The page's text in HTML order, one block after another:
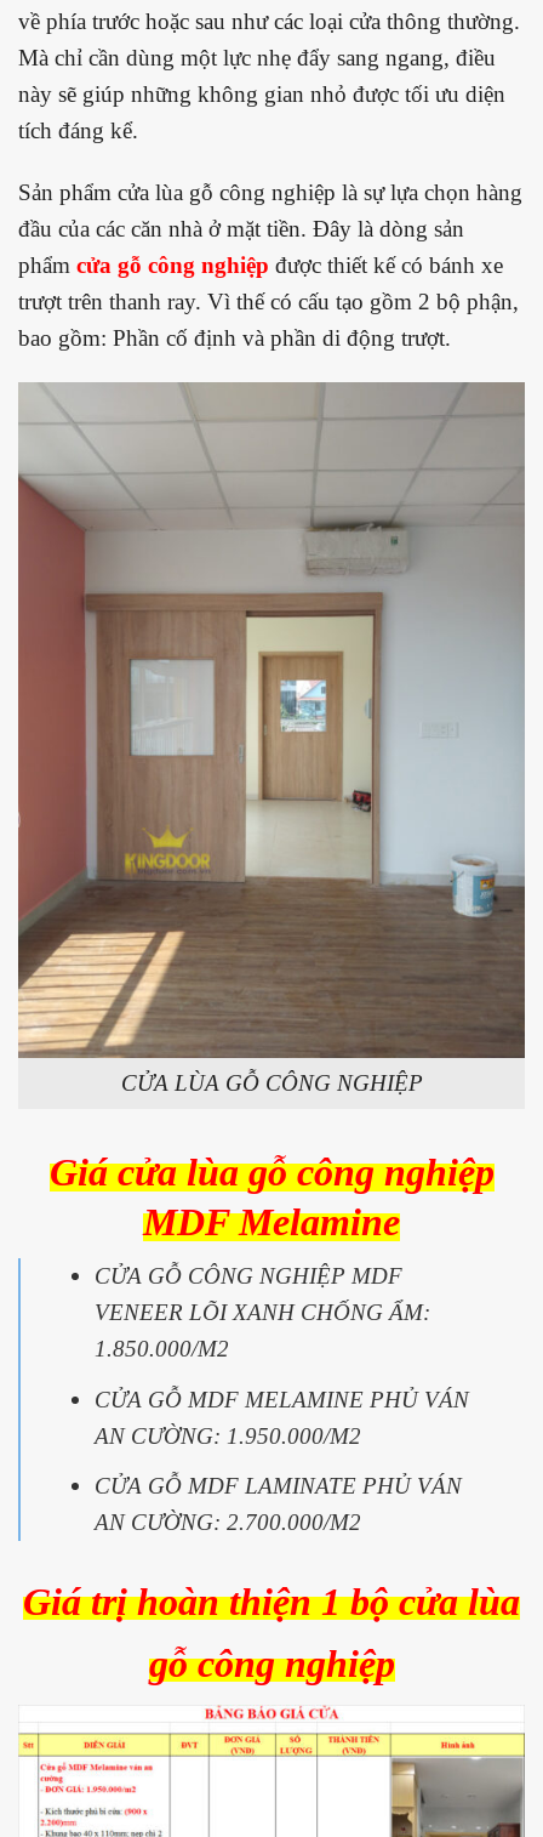
về phía trước hoặc sau như các loại cửa thông thường.
Mà chỉ cần dùng một lực nhẹ đẩy sang ngang, điều
này sẽ giúp những không gian nhỏ được tối ưu diện
tích đáng kể.
Sản phẩm cửa lùa gỗ công nghiệp là sự lựa chọn hàng
đầu của các căn nhà ở mặt tiền. Đây là dòng sản
phẩm cửa gỗ công nghiệp được thiết kế có bánh xe
trượt trên thanh ray. Vì thế có cấu tạo gồm 2 bộ phận,
bao gồm: Phần cố định và phần di động trượt.
CỬA LÙA GỖ CÔNG NGHIỆP
Giácửa lùa gỗ công nghiệp
MDF Melamine
CỬA GỖ CÔNG NGHIỆP MDF
VENEER LÕI XANH CHỐNG ẨM:
1.850.000/M2
CỬA GỖ MDF MELAMINE PHỦ VÁN
AN CƯỜNG: 1.950.000/M2
CỬA GỖ MDF LAMINATE PHỦ VÁN
AN CƯỜNG: 2.700.000/M2
Giá trị hoàn thiện 1 bộ cửa lùa
gỗ công nghiệp